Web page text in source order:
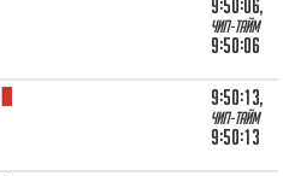
9:50:06,
Чип-тайм
9:50:06
9:50:13,
Чип-тайм
9:50:13